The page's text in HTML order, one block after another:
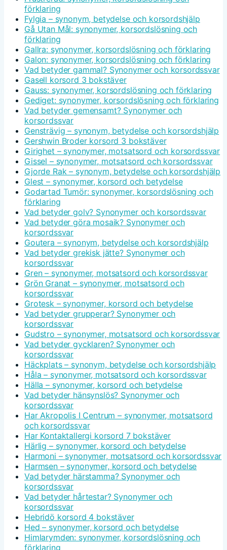
förklaring
Fylgia – synonym, betydelse och korsordshjälp
Gå Utan Mål: synonymer, korsordslösning och
förklaring
Gallra: synonymer, korsordslösning och förklaring
Galon: synonymer, korsordslösning och förklaring
Vad betyder gammal? Synonymer och korsordssvar
Gasell korsord 3 bokstäver
Gauss: synonymer, korsordslösning och förklaring
Gediget: synonymer, korsordslösning och förklaring
Vad betyder gemensamt? Synonymer och
korsordssvar
Gensträvig – synonym, betydelse och korsordshjälp
Gershwin Broder korsord 3 bokstäver
Girighet – synonymer, motsatsord och korsordssvar
Gissel – synonymer, motsatsord och korsordssvar
Gjorde Rak – synonym, betydelse och korsordshjälp
Glest – synonymer, korsord och betydelse
Godartad Tumör: synonymer, korsordslösning och
förklaring
Vad betyder golv? Synonymer och korsordssvar
Vad betyder göra mosaik? Synonymer och
korsordssvar
Goutera – synonym, betydelse och korsordshjälp
Vad betyder grekisk jätte? Synonymer och
korsordssvar
Gren – synonymer, motsatsord och korsordssvar
Grön Granat – synonymer, motsatsord och
korsordssvar
Grotesk – synonymer, korsord och betydelse
Vad betyder grupperar? Synonymer och
korsordssvar
Gudstro – synonymer, motsatsord och korsordssvar
Vad betyder gycklaren? Synonymer och
korsordssvar
Häckplats – synonym, betydelse och korsordshjälp
Håla – synonymer, motsatsord och korsordssvar
Hälla – synonymer, korsord och betydelse
Vad betyder hänsynslös? Synonymer och
korsordssvar
Har Akropolis I Centrum – synonymer, motsatsord
och korsordssvar
Har Kontaktallergi korsord 7 bokstäver
Härlig – synonymer, korsord och betydelse
Harmoni – synonymer, motsatsord och korsordssvar
Harmsen – synonymer, korsord och betydelse
Vad betyder härstamma? Synonymer och
korsordssvar
Vad betyder hårtestar? Synonymer och
korsordssvar
Hebridö korsord 4 bokstäver
Hed – synonymer, korsord och betydelse
Himlarymden: synonymer, korsordslösning och
förklaring